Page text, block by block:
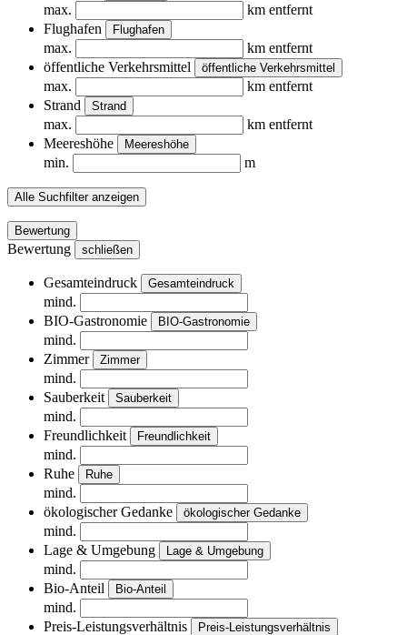
max.
km entfernt
Flughafen
Flughafen
max.
km entfernt
öffentliche Verkehrsmittel
öffentliche Verkehrsmittel
max.
km entfernt
Strand
Strand
max.
km entfernt
Meereshöhe
Meereshöhe
min. m
Alle Suchfilter anzeigen
Bewertung
Bewertung schließen
Gesamteindruck Gesamteindruck
mind.
BIO-Gastronomie
BIO-Gastronomie
mind.
Zimmer
Zimmer
mind.
Sauberkeit
Sauberkeit
mind.
Freundlichkeit
Freundlichkeit
mind.
Ruhe
Ruhe
mind.
ökologischer Gedanke
ökologischer Gedanke
mind.
Lage & Umgebung
Lage & Umgebung
mind.
Bio-Anteil
Bio-Anteil
mind.
Preis-Leistungsverhältnis
Preis-Leistungsverhältnis